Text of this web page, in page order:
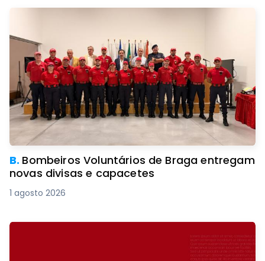
B. Bombeiros Voluntários de Braga entregam
novas divisas e capacetes
1 agosto 2026